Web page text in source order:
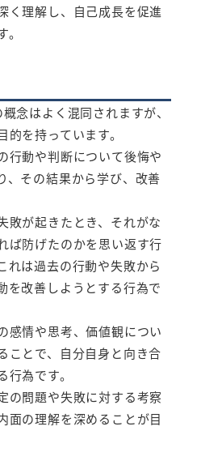
く理解し、自己成長を促進
念はよく混同されますが、
を持っています。
行動や判断について後悔や
、その結果から学び、改善
敗が起きたとき、それがな
ば防げたのかを思い返す行
れは過去の行動や失敗から
を改善しようとする行為で
感情や思考、価値観につい
ことで、自分自身と向き合
為です。
の問題や失敗に対する考察
面の理解を深めることが目